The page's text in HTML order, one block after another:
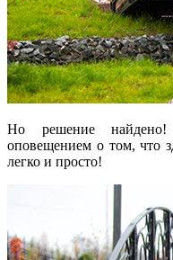
Но решение найдено!
оповещением о том, что
легко и просто!